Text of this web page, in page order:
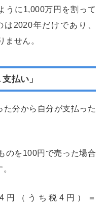
うに1,000万円を割って
2020年だけであり、
ません。
払い」
分から自分が支払った
のを100円で売った場合
（うち税4円）＝